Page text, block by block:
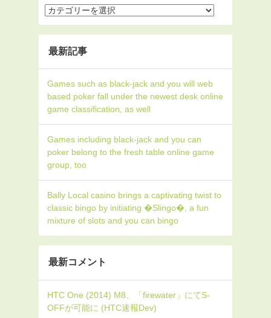
最新記事
Games such as black-jack and you will web
based poker fall under the newest desk online
game classification, as well
Games including black-jack and you can
poker belong to the fresh table online game
group, too
Bally Local casino brings a captivating twist to
classic bingo by initiating �Slingo�, a fun
mixture of slots and you can bingo
最新コメント